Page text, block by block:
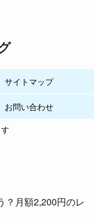
サイトマップ
お問い合わせ
？月額2,200円のレ